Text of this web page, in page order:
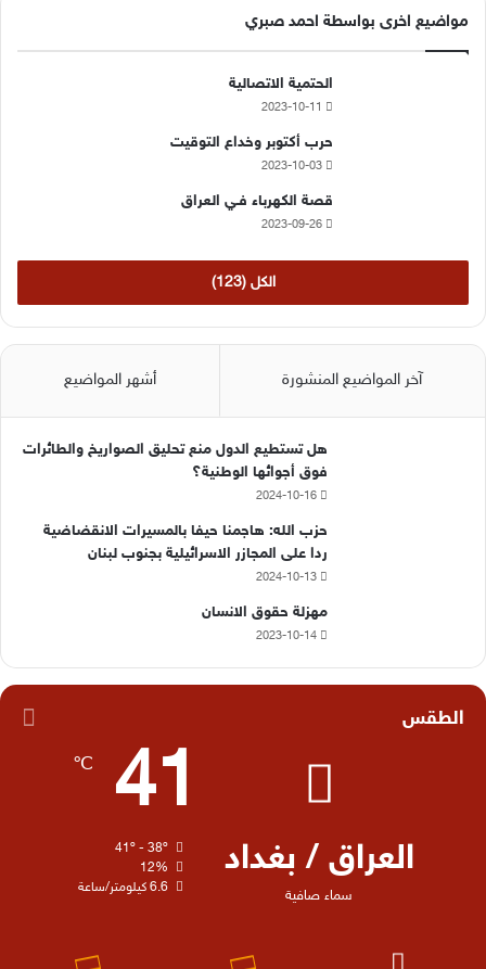
مواضيع اخرى بواسطة احمد صبري
الحتمية الاتصالية
2023-10-11
حرب أكتوبر وخداع التوقيت
2023-10-03
قصة الكهرباء فـي العراق
2023-09-26
الكل (123)
آخر المواضيع المنشورة أشهر المواضيع
هل تستطيع الدول منع تحليق الصواريخ والطائرات
فوق أجوائها الوطنية؟
2024-10-16
حزب الله: هاجمنا حيفا بالمسيرات الانقضاضية
ردا على المجازر الاسرائيلية بجنوب لبنان
2024-10-13
مهزلة حقوق الانسان
2023-10-14
الطقس
العراق / بغداد
سماء صافية
41
℃
41º - 38º
12%
6.6 كيلومتر/ساعة